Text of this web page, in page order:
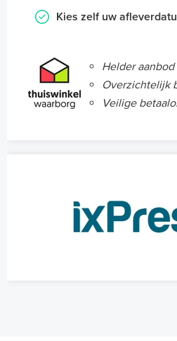
Kies zelf uw
Helder
Overzichtelijk
Veilige